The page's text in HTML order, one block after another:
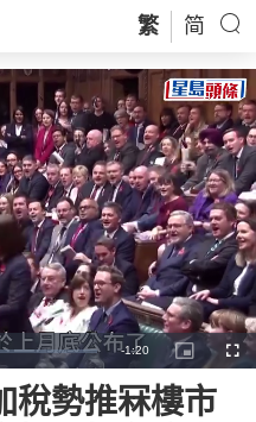
繁 简
Remaining
Time
-1:20
Picture-
in-
稅勢推冧樓市